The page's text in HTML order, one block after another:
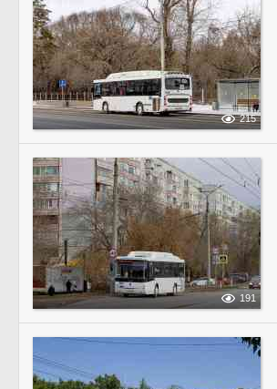
215
191